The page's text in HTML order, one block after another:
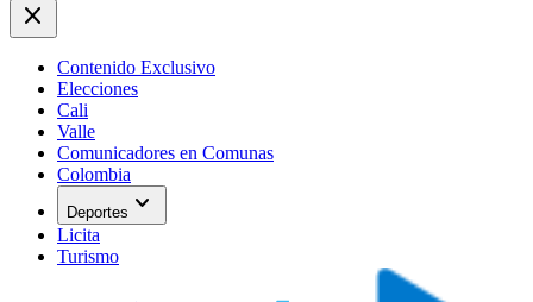
close
Contenido Exclusivo
Elecciones
Cali
Valle
Comunicadores en Comunas
Colombia
Deportes expand_more
Licita
Turismo